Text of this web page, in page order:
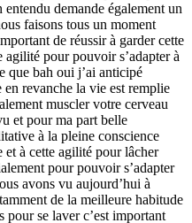
demande également un
faisons tous un moment
de réussir à garder cette
pour pouvoir s’adapter à
que bah oui j’ai anticipé
en revanche la vie est remplie
muscler votre cerveau
et pour ma part belle
à la pleine conscience
et à cette agilité pour lâcher
pour pouvoir s’adapter
avons vu aujourd’hui à
de la meilleure habitude
pour se laver c’est important